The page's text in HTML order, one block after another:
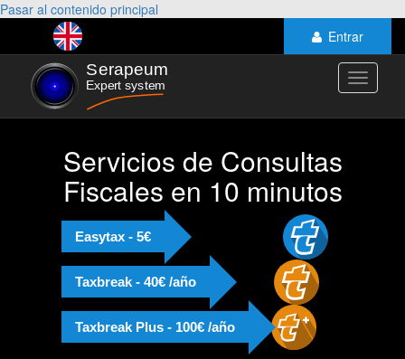
Pasar al contenido principal
Entrar
Toggle
Servicios de Consultas
Fiscales en 10 minutos
Easytax - 5€
Taxbreak - 40€ /año
Taxbreak Plus - 100€ /año